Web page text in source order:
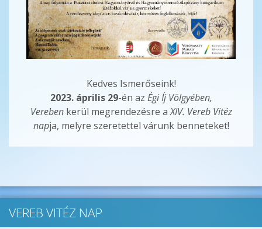
Kedves Ismerőseink!
2023. április 29-én az Égi Íj Völgyében,
Verebenkerül megrendezésre aXIV. Vereb Vitéz
napja, melyre szeretettel várunk benneteket!
VEREB VITÉZ NAP